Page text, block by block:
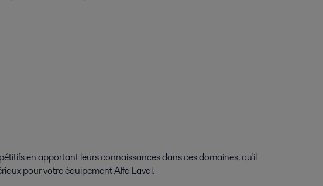
en apportant leurs connaissances dans ces domaines, qu'il
pour votre équipement Alfa Laval.